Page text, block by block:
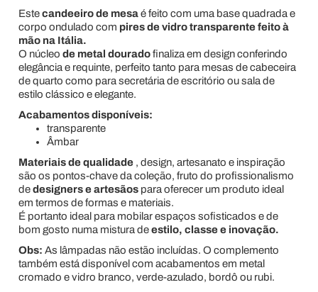
Estecandeeiro de mesaé feito com uma base quadrada e
corpo ondulado com pires de vidro transparente feito à
mão na Itália.
O núcleo de metal douradofinaliza em design conferindo
elegância e requinte, perfeito tanto para mesas de cabeceira
de quarto como para secretária de escritório ou sala de
estilo clássico e elegante.
Acabamentos disponíveis:
transparente
Âmbar
Materiais de qualidade, design, artesanato e inspiração
são os pontos-chave da coleção, fruto do profissionalismo
dedesigners e artesãospara oferecer um produto ideal
em termos de formas e materiais.
É portanto ideal para mobilar espaços sofisticados e de
bom gosto numa mistura deestilo, classe e inovação.
Obs: As lâmpadas não estão incluídas. O complemento
também está disponível com acabamentos em metal
cromado e vidro branco, verde-azulado, bordô ou rubi.